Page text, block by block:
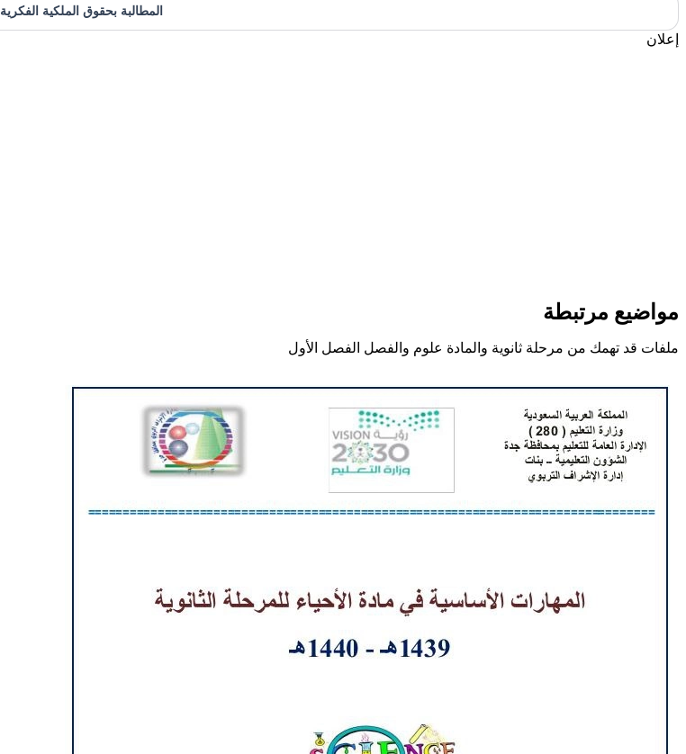
المطالبة بحقوق الملكية الفكرية
إعلان
مواضيع مرتبطة
ملفات قد تهمك من مرحلة ثانوية والمادة علوم والفصل الفصل الأول